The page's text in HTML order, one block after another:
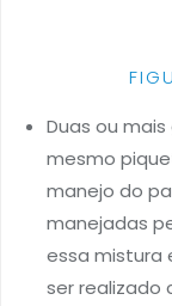
Duas ou
mesmo
manejo do
manejadas
essa mistura
ser realizado